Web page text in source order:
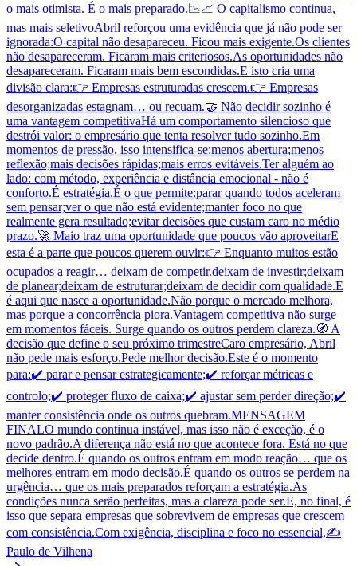
o mais otimista. É o mais preparado.📉📈 O capitalismo continua,
mas mais seletivoAbril reforçou uma evidência que já não pode ser
ignorada:O capital não desapareceu. Ficou mais exigente.Os clientes
não desapareceram. Ficaram mais criteriosos.As oportunidades não
desapareceram. Ficaram mais bem escondidas.E isto cria uma
divisão clara:👉 Empresas estruturadas crescem.👉 Empresas
desorganizadas estagnam… ou recuam.🤝 Não decidir sozinho é
uma vantagem competitivaHá um comportamento silencioso que
destrói valor: o empresário que tenta resolver tudo sozinho.Em
momentos de pressão, isso intensifica-se:menos abertura;menos
reflexão;mais decisões rápidas;mais erros evitáveis.Ter alguém ao
lado: com método, experiência e distância emocional - não é
conforto.É estratégia.É o que permite:parar quando todos aceleram
sem pensar;ver o que não está evidente;manter foco no que
realmente gera resultado;evitar decisões que custam caro no médio
prazo.🚀 Maio traz uma oportunidade que poucos vão aproveitarE
esta é a parte que poucos querem ouvir:👉 Enquanto muitos estão
ocupados a reagir… deixam de competir.deixam de investir;deixam
de planear;deixam de estruturar;deixam de decidir com qualidade.E
é aqui que nasce a oportunidade.Não porque o mercado melhora,
mas porque a concorrência piora.Vantagem competitiva não surge
em momentos fáceis. Surge quando os outros perdem clareza.🧭 A
decisão que define o seu próximo trimestreCaro empresário, Abril
não pede mais esforço.Pede melhor decisão.Este é o momento
para:✔️ parar e pensar estrategicamente;✔️ reforçar métricas e
controlo;✔️ proteger fluxo de caixa;✔️ ajustar sem perder direção;✔️
manter consistência onde os outros quebram.MENSAGEM
FINALO mundo continua instável, mas isso não é exceção, é o
novo padrão.A diferença não está no que acontece fora. Está no que
decide dentro.É quando os outros entram em modo reação… que os
melhores entram em modo decisão.É quando os outros se perdem na
urgência… que os mais preparados reforçam a estratégia.As
condições nunca serão perfeitas, mas a clareza pode ser.E, no final, é
isso que separa empresas que sobrevivem de empresas que crescem
com consistência.Com exigência, disciplina e foco no essencial,✍️
Paulo de Vilhena